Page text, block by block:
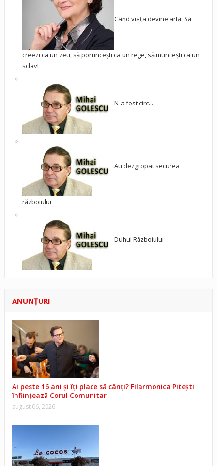
Când viața devine artă: Să
creezi ca un zeu, să poruncești ca un rege, să muncești ca un
sclav!
N-a fost circ...
Au dezgropat securea
războiului
Duhul Războiului
ANUNŢURI
Ai peste 16 ani și îți place să cânți? Filarmonica Pitești
înființează Corul Comunitar
august 06, 2026